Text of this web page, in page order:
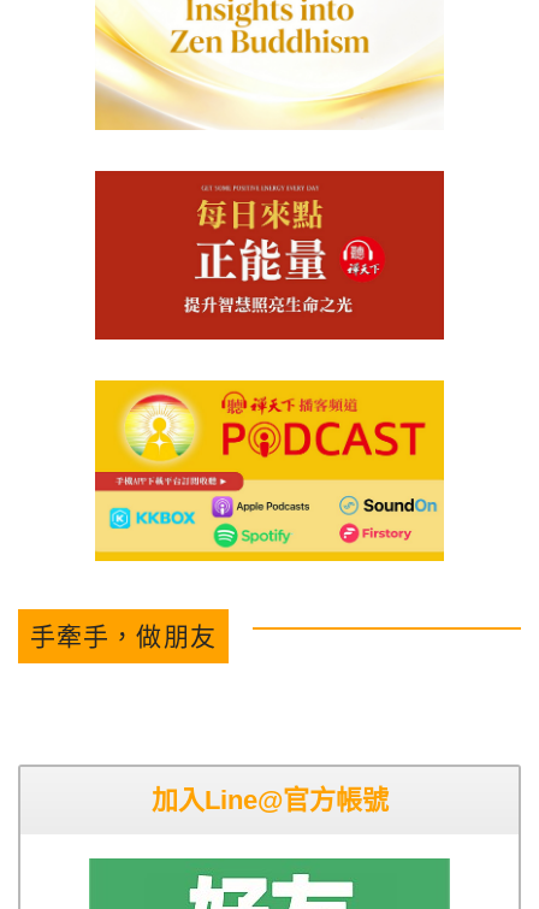
手牽手，做朋友
加入Line@官方帳號